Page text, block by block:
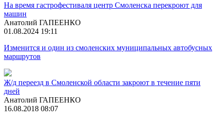
На время гастрофестиваля центр Смоленска перекроют для
машин
Анатолий ГАПЕЕНКО
01.08.2024 19:11
Изменится и один из смоленских муниципальных автобусных
маршрутов
Ж/д переезд в Смоленской области закроют в течение пяти
дней
Анатолий ГАПЕЕНКО
16.08.2018 08:07